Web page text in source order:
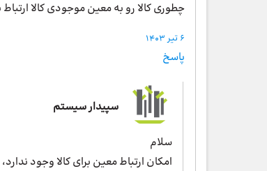
چطوری کالا رو به معین موجودی کالا
6 تیر 1403
پاسخ
سپیدار سیستم
سلام
امکان ارتباط معین برای کالا وجود